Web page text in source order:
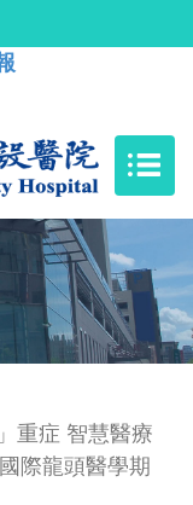
重症 智慧醫療
際龍頭醫學期